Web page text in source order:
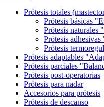
Prótesis totales
Prótesis básicas
Prótesis naturales
Prótesis
Prótesis
Prótesis adaptables
Prótesis parciales
Prótesis post-operatorias
Prótesis para nadar
Accesorios para prótesis
Prótesis de descanso